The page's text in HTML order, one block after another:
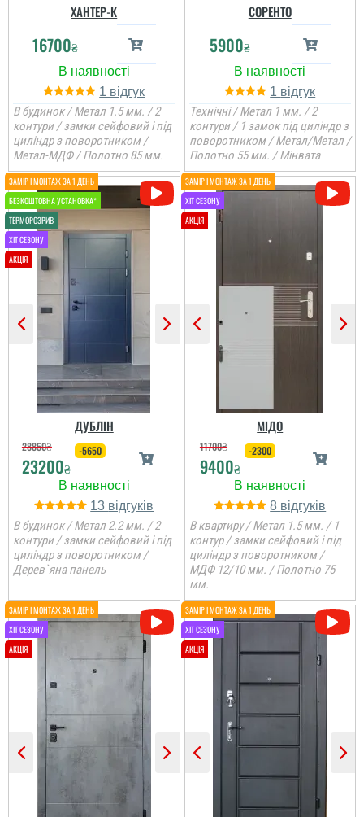
Тетяна
ХАНТЕР-К
16700₴
1
В будинок / Метал 1.5 мм. / 2
контури / замки сейфовий і під
циліндр з поворотником /
Метал-МДФ / Полотно 85 мм.
СОРЕНТО
5900₴
1
Технічні / Метал 1 мм. / 2
контури / 1 замок під циліндр з
поворотником / Метал/Метал /
Полотно 55 мм. / Мінвата
ДУБЛІН
28850₴
23200₴
-5650
13
В будинок / Метал 2.2 мм. / 2
контури / замки сейфовий і під
циліндр з поворотником /
Дерев`яна панель
МІДО
11700₴
9400₴
-2300
8
В квартиру / Метал 1.5 мм. / 1
контур / замки сейфовий і під
циліндр з поворотником /
МДФ 12/10 мм. / Полотно 75
мм.